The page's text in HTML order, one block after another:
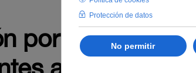
por la que se